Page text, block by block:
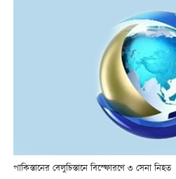
পাকিস্তানের বেলুচিস্তানে বিস্ফোরণে ৩ সেনা নিহত